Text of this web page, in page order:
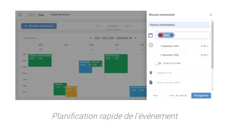
Planification rapide de l’événement